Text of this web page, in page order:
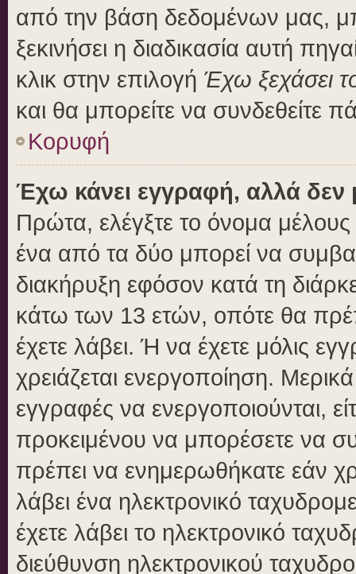
από την βάση δεδομένων μας,
ξεκινήσει η διαδικασία αυτή
κλικ στην επιλογή Έχω ξεχάσει
και θα μπορείτε να συνδεθείτε
Κορυφή
Έχω κάνει εγγραφή, αλλά
Πρώτα, ελέγξτε το όνομα μέλους
ένα από τα δύο μπορεί να
διακήρυξη εφόσον κατά τη
κάτω των 13 ετών, οπότε θα
έχετε λάβει. Ή να έχετε μόλις
χρειάζεται ενεργοποίηση.
εγγραφές να ενεργοποιούνται,
προκειμένου να μπορέσετε να
πρέπει να ενημερωθήκατε εάν
λάβει ένα ηλεκτρονικό
έχετε λάβει το ηλεκτρονικό
διεύθυνση ηλεκτρονικού